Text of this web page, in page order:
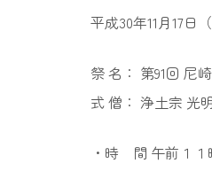
平成30年11月17日
祭 名： 第91回 尼
式 僧： 浄土宗
・時 間 午前１１